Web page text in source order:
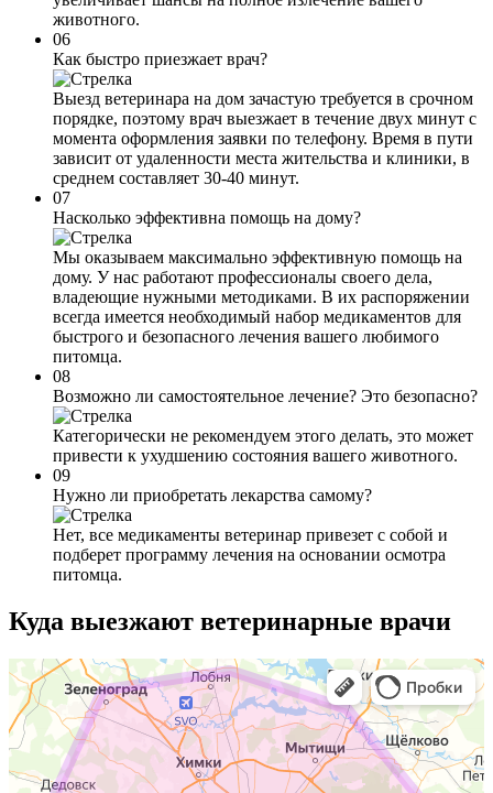
животного.
06
Как быстро приезжает врач?
Выезд ветеринара на дом зачастую требуется в срочном
порядке, поэтому врач выезжает в течение двух минут с
момента оформления заявки по телефону. Время в пути
зависит от удаленности места жительства и клиники, в
среднем составляет 30-40 минут.
07
Насколько эффективна помощь на дому?
Мы оказываем максимально эффективную помощь на
дому. У нас работают профессионалы своего дела,
владеющие нужными методиками. В их распоряжении
всегда имеется необходимый набор медикаментов для
быстрого и безопасного лечения вашего любимого
питомца.
08
Возможно ли самостоятельное лечение? Это безопасно?
Категорически не рекомендуем этого делать, это может
привести к ухудшению состояния вашего животного.
09
Нужно ли приобретать лекарства самому?
Нет, все медикаменты ветеринар привезет с собой и
подберет программу лечения на основании осмотра
питомца.
Куда выезжают ветеринарные врачи